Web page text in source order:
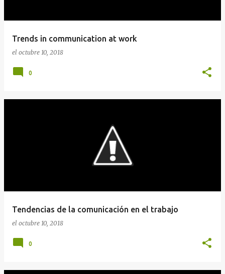
Trends in communication at work
el octubre 10, 2018
0
Tendencias de la comunicación en el trabajo
el octubre 10, 2018
0